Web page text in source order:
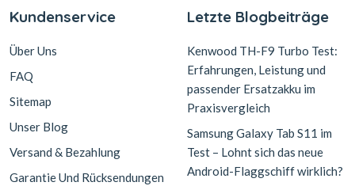
Kundenservice
Über Uns
FAQ
Sitemap
Unser Blog
Versand & Bezahlung
Garantie Und Rücksendungen
Letzte Blogbeiträge
Kenwood TH-F9 Turbo Test:
Erfahrungen, Leistung und
passender Ersatzakku im
Praxisvergleich
Samsung Galaxy Tab S11 im
Test – Lohnt sich das neue
Android-Flaggschiff wirklich?